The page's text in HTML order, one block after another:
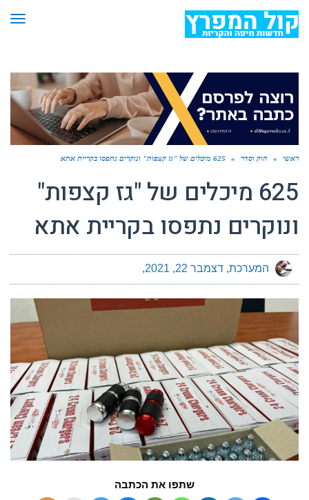
ראשי » חוק וסדר » 625 מיכלים של "גז קצפות" ונוקרים נתפסו בקריית אתא
625 מיכלים של "גז קצפות"
ונוקרים נתפסו בקריית אתא
המערכת דצמבר 22, 2021
שתפו את הכתבה